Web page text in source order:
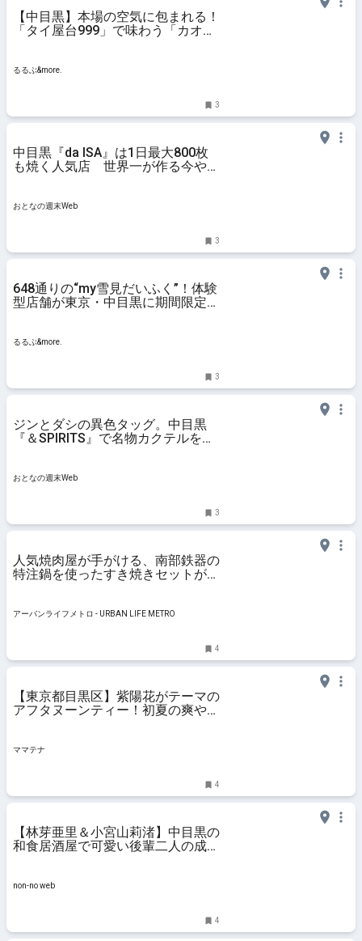
【中目黒】本場の空気に包まれる！
「タイ屋台999」で味わう「カオパ
るるぶ&more.
3
中目黒『da ISA』は1日最大800枚
も焼く人気店 世界一が作る今やナ
おとなの週末Web
3
648通りの“my雪見だいふく”！体験
型店舗が東京・中目黒に期間限定オ
るるぶ&more.
3
ジンとダシの異色タッグ。中目黒
『＆SPIRITS』で名物カクテルを体
おとなの週末Web
3
人気焼肉屋が手がける、南部鉄器の
特注鍋を使ったすき焼きセットが美
メトロ - URBAN LIFE METRO
アーバンライフメトロ - URBAN LIFE METRO
4
【東京都目黒区】紫陽花がテーマの
アフタヌーンティー！初夏の爽やか
ママテナ
4
【林芽亜里＆小宮山莉渚】中目黒の
和食居酒屋で可愛い後輩二人の成人
non-no web
4